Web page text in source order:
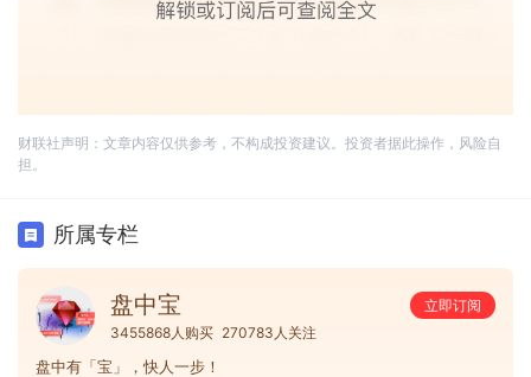
财联社声明：文章内容仅供参考，不构成投资建议。投资者据此操作，风险自
担。
所属专栏
盘中宝
立即订阅
3455868人购买 270783人关注
盘中有「宝」，快人一步！